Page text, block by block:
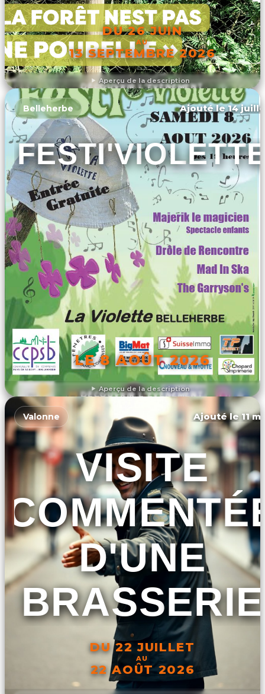
Aperçu de la description
DU 26 JUIN
AU
13 SEPTEMBRE 2026
DÉCOUVRIR L'ÉVÉNEMENT
Aperçu de la description
Belleherbe Ajouté le 14
LE 8 AOÛT 2026
DÉCOUVRIR L'ÉVÉNEMENT
Valonne Ajouté le 11
VISITE
D'UNE
BRASSERIE
DU 22 JUILLET
AU
22 AOÛT 2026